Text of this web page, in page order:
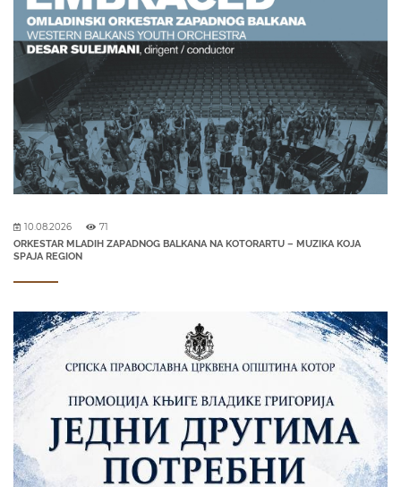
10.08.2026 71
ORKESTAR MLADIH ZAPADNOG BALKANA NA KOTORARTU – MUZIKA KOJA
SPAJA REGION